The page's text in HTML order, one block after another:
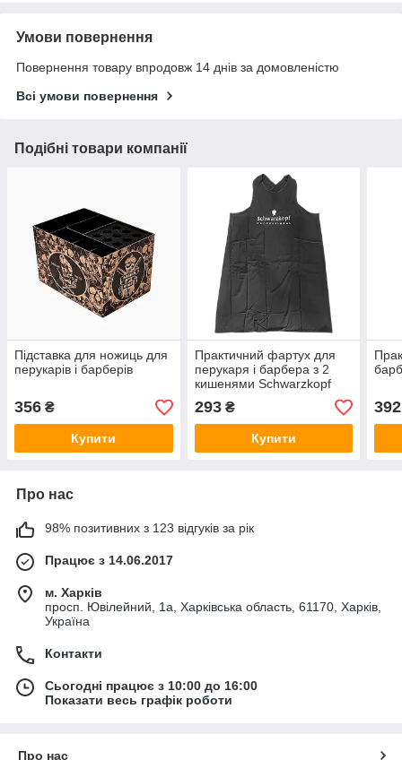
Умови повернення
Повернення товару впродовж 14 днів за домовленістю
Всі умови повернення
Подібні товари компанії
Підставка для ножиць для
перукарів і барберів
356 ₴
Купити
Практичний фартух для
перукаря і барбера з 2
кишенями Schwarzkopf
293₴
Купити
392
Про нас
98% позитивних з 123 відгуків за рік
Працює з 14.06.2017
м. Харків
просп. Ювілейний, 1а, Харківська область, 61170, Харків,
Україна
Контакти
Сьогодні працює з 10:00 до 16:00
Показати весь графік роботи
Про нас